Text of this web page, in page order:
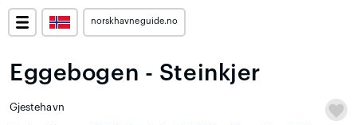
norskhavneguide.no
Eggebogen - Steinkjer
Gjestehavn